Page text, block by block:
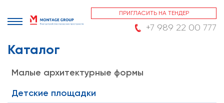
ПРИГЛАСИТЬ НА ТЕНДЕР
+7 989 22 00 777
Каталог
Малые архитектурные формы
Детские площадки